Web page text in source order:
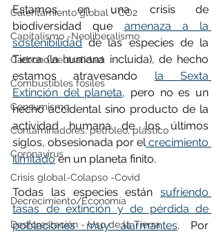
Calentamiento global - CO2
Capitalismo -Neoliberalismo
Carbono neutralidad
Combustibles fósiles
Consumismo
Contaminadores: petróleo, plástico
Coronavirus
Crisis global-Colapso -Covid
Decrecimiento/Economía
Desforestación - Uso de la Tierra
Estamos en una crisis de
biodiversidad que amenaza a la
sostenibilidad de las especies de la
Tierra (la humana incluida), de hecho
estamos atravesando la Sexta
Extinción del planeta, pero no es un
hecho accidental sino producto de la
actividad humana de los últimos
siglos, obsesionada por el crecimiento
ilimitado en un planeta finito.
Todas las especies están sufriendo
tasas de extinción y de pérdida de
poblaciones muy alarmantes. Por